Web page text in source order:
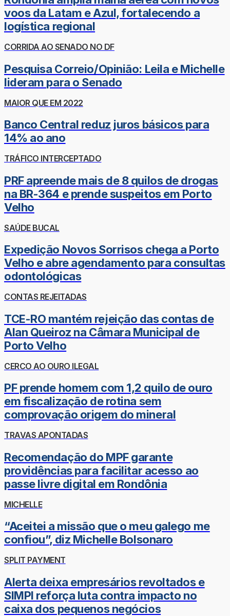
voos da Latam e Azul, fortalecendo a
logística regional
CORRIDA AO SENADO NO DF
Pesquisa Correio/Opinião: Leila e Michelle
lideram para o Senado
MAIOR QUE EM 2022
Banco Central reduz juros básicos para
14% ao ano
TRÁFICO INTERCEPTADO
PRF apreende mais de 8 quilos de drogas
na BR-364 e prende suspeitos em Porto
Velho
SAÚDE BUCAL
Expedição Novos Sorrisos chega a Porto
Velho e abre agendamento para consultas
odontológicas
CONTAS REJEITADAS
TCE-RO mantém rejeição das contas de
Alan Queiroz na Câmara Municipal de
Porto Velho
CERCO AO OURO ILEGAL
PF prende homem com 1,2 quilo de ouro
em fiscalização de rotina sem
comprovação origem do mineral
TRAVAS APONTADAS
Recomendação do MPF garante
providências para facilitar acesso ao
passe livre digital em Rondônia
MICHELLE
“Aceitei a missão que o meu galego me
confiou”, diz Michelle Bolsonaro
SPLIT PAYMENT
Alerta deixa empresários revoltados e
SIMPI reforça luta contra impacto no
caixa dos pequenos negócios